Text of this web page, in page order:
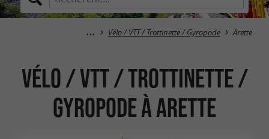
Vélo / VTT / Trottinette / Gyropode Arette
Vélo / VTT / Trottinette /
Gyropode à Arette